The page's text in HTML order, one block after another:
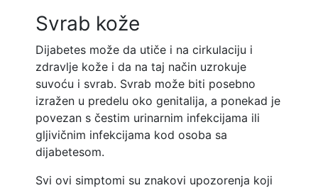
Svrab kože
Dijabetes može da utiče i na cirkulaciju i
zdravlje kože i da na taj način uzrokuje
suvoću i svrab. Svrab može biti posebno
izražen u predelu oko genitalija, a ponekad je
povezan s čestim urinarnim infekcijama ili
gljivičnim infekcijama kod osoba sa
dijabetesom.
Svi ovi simptomi su znakovi upozorenja koji